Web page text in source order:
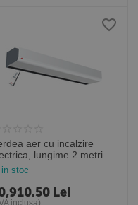
aer cu incalzire
lungime 2 metri -
infrarosu
PA2220CE10, Frico
in stoc
Lei
inclusa)